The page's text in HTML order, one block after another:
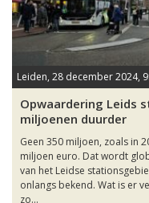
Leiden, 28 december 2024,
Opwaardering Leids
miljoenen duurder
Geen 350 miljoen, zoals in
miljoen euro. Dat wordt
van het Leidse
onlangs bekend. Wat is er
zo...